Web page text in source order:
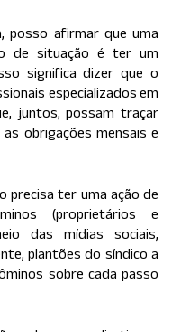
posso afirmar que uma
de situação é ter um
significa dizer que o
especializados em
juntos, possam traçar
obrigações mensais e
precisa ter uma ação de
(proprietários e
das mídias sociais,
plantões do síndico a
sobre cada passo